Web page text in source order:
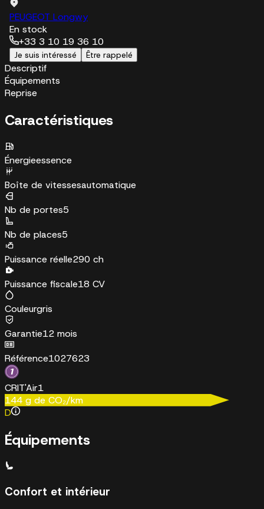
PEUGEOT Longwy
En stock
+33 3 10 19 36 10
Je suis intéressé Être rappelé
Descriptif
Équipements
Reprise
Caractéristiques
Énergieessence
Boîte de vitessesautomatique
Nb de portes5
Nb de places5
Puissance réelle290 ch
Puissance fiscale18 CV
Couleurgris
Garantie12 mois
Référence1027623
CRIT'Air1
144 g de CO₂/km
D
Équipements
Confort et intérieur